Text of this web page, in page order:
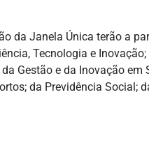
da Janela Única terão a
Tecnologia e
Gestão e da Inovação
da Previdência Social;